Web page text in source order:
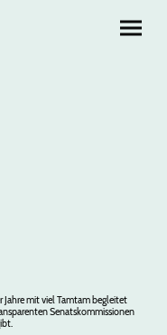
Jahre mit viel Tamtam begleitet
Senatskommissionen